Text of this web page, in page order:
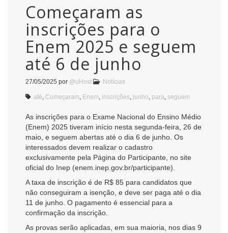
Começaram as
inscrições para o
Enem 2025 e seguem
até 6 de junho
27/05/2025 por @uHost Notícias
até Começaram Enem inscrições junho para seguem
As inscrições para o Exame Nacional do Ensino Médio
(Enem) 2025 tiveram início nesta segunda-feira, 26 de
maio, e seguem abertas até o dia 6 de junho. Os
interessados devem realizar o cadastro
exclusivamente pela Página do Participante, no site
oficial do Inep (enem.inep.gov.br/participante).
A taxa de inscrição é de R$ 85 para candidatos que
não conseguiram a isenção, e deve ser paga até o dia
11 de junho. O pagamento é essencial para a
confirmação da inscrição.
As provas serão aplicadas, em sua maioria, nos dias 9